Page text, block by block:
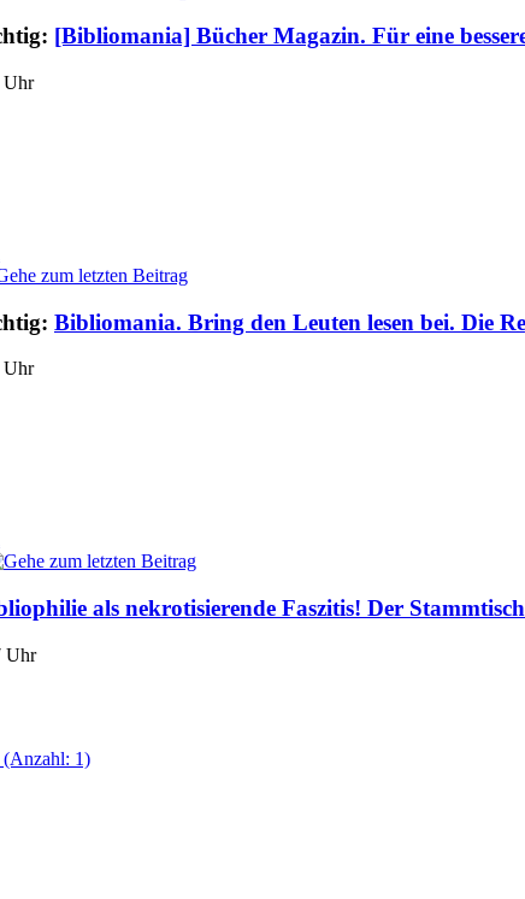
[Bibliomania] Bücher Magazin. Für eine
Uhr
Bibliomania. Bring den Leuten lesen bei. Die
Uhr
als nekrotisierende Faszitis! Der
Uhr